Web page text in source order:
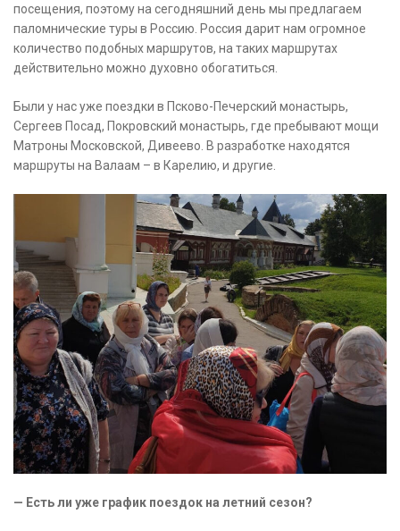
посещения, поэтому на сегодняшний день мы предлагаем
паломнические туры в Россию. Россия дарит нам огромное
количество подобных маршрутов, на таких маршрутах
действительно можно духовно обогатиться.
Были у нас уже поездки в Псково-Печерский монастырь,
Сергеев Посад, Покровский монастырь, где пребывают мощи
Матроны Московской, Дивеево. В разработке находятся
маршруты на Валаам – в Карелию, и другие.
— Есть ли уже график поездок на летний сезон?